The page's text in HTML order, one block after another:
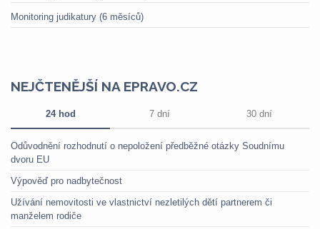
Monitoring judikatury (6 měsíců)
NEJČTENĚJŠÍ NA EPRAVO.CZ
24 hod 7 dní 30 dní
Odůvodnění rozhodnutí o nepoložení předběžné otázky Soudnímu
dvoru EU
Výpověď pro nadbytečnost
Užívání nemovitosti ve vlastnictví nezletilých dětí partnerem či
manželem rodiče